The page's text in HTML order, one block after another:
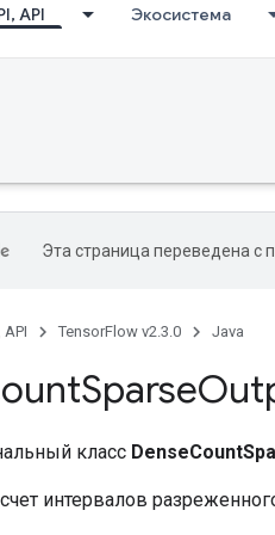
API Экосистема
Эта страница переведена с
API TensorFlow v2.3.0 Java
Sparse
класс
интервалов